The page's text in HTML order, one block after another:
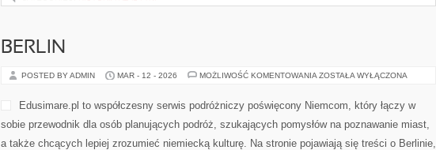
BERLIN
POSTED BY ADMIN MAR - 12 - 2026 MOŻLIWOŚĆ KOMENTOWANIA BERLIN
ZOSTAŁA WYŁĄCZONA
Edusimare.pl to współczesny serwis podróżniczy poświęcony Niemcom, który łączy w
sobie przewodnik dla osób planujących podróż, szukających pomysłów na poznawanie miast,
a także chcących lepiej zrozumieć niemiecką kulturę. Na stronie pojawiają się treści o Berlinie,